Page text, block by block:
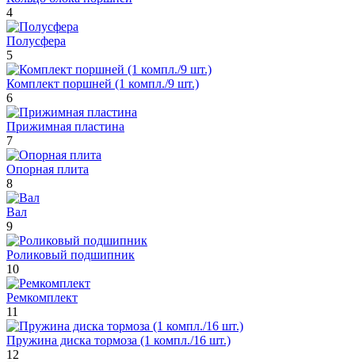
4
Полусфера
5
Комплект поршней (1 компл./9 шт.)
6
Прижимная пластина
7
Опорная плита
8
Вал
9
Роликовый подшипник
10
Ремкомплект
11
Пружина диска тормоза (1 компл./16 шт.)
12